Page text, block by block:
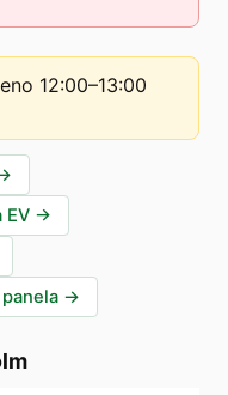
12:00–13:00
EV →
→